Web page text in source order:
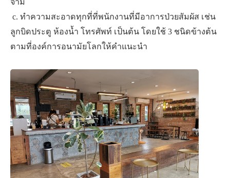
จาม
​ c.​ ​ทำความสะอาดทุกที่ที่พนักงานที่มีอาการป่วยสัมผัส เช่น
ลูกบิดประตู ห้องน้ำ โทรศัพท์ เป็นต้น โดยใช้ 3 ชนิดข้างต้น
ตามที่องค์การอนามัยโลกให้คำแนะนำ